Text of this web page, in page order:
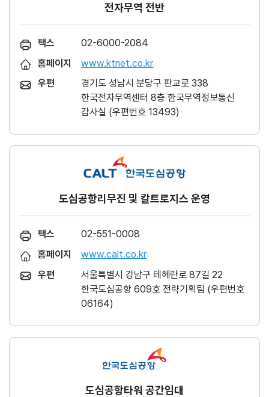
전자무역 전반
팩스
02-6000-2084
홈페이지
www.ktnet.co.kr
우편
경기도 성남시 분당구 판교로 338
한국전자무역센터 8층 한국무역정보통신
감사실 (우편번호 13493)
도심공항리무진 및 칼트로지스 운영
팩스
02-551-0008
홈페이지
www.calt.co.kr
우편
서울특별시 강남구 테헤란로 87길 22
한국도심공항 609호 전략기획팀 (우편번호
06164)
도심공항타워 공간임대